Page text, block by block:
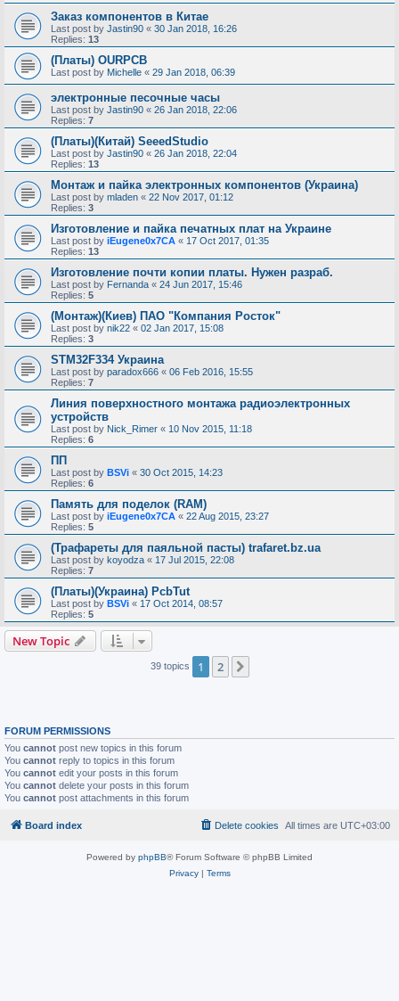
Заказ компонентов в Китае
Last post by Jastin90 « 30 Jan 2018, 16:26
Replies: 13
(Платы) OURPCB
Last post by Michelle « 29 Jan 2018, 06:39
электронные песочные часы
Last post by Jastin90 « 26 Jan 2018, 22:06
Replies: 7
(Платы)(Китай) SeeedStudio
Last post by Jastin90 « 26 Jan 2018, 22:04
Replies: 13
Монтаж и пайка электронных компонентов (Украина)
Last post by mladen « 22 Nov 2017, 01:12
Replies: 3
Изготовление и пайка печатных плат на Украине
Last post by iEugene0x7CA « 17 Oct 2017, 01:35
Replies: 13
Изготовление почти копии платы. Нужен разраб.
Last post by Fernanda « 24 Jun 2017, 15:46
Replies: 5
(Монтаж)(Киев) ПАО "Компания Росток"
Last post by nik22 « 02 Jan 2017, 15:08
Replies: 3
STM32F334 Украина
Last post by paradox666 « 06 Feb 2016, 15:55
Replies: 7
Линия поверхностного монтажа радиоэлектронных
устройств
Last post by Nick_Rimer « 10 Nov 2015, 11:18
Replies: 6
ПП
Last post by BSVi « 30 Oct 2015, 14:23
Replies: 6
Память для поделок (RAM)
Last post by iEugene0x7CA « 22 Aug 2015, 23:27
Replies: 5
(Трафареты для паяльной пасты) trafaret.bz.ua
Last post by koyodza « 17 Jul 2015, 22:08
Replies: 7
(Платы)(Украина) PcbTut
Last post by BSVi « 17 Oct 2014, 08:57
Replies: 5
New Topic
39 topics 1 2
FORUM PERMISSIONS
You cannot post new topics in this forum
You cannot reply to topics in this forum
You cannot edit your posts in this forum
You cannot delete your posts in this forum
You cannot post attachments in this forum
Board index All times are UTC+03:00
Delete cookies
Powered by phpBB® Forum Software © phpBB Limited
Privacy| Terms